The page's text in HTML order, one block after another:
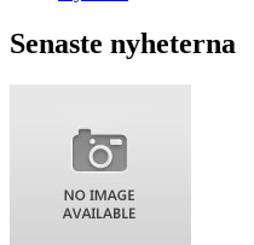
Senaste nyheterna